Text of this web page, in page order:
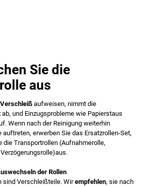
Sie die
aus
Verschleißaufweisen, nimmt die
ab, und Einzugsprobleme wie Papierstaus
Wenn nach der Reinigung weiterhin
auftreten, erwerben Sie das Ersatzrollen-Set,
die Transportrollen (Aufnahmerolle,
der Rollen
sind Verschleißteile. Wirempfehlen, sie nach